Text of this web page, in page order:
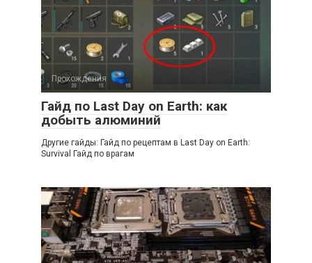
Прохождения
Гайд по Last Day on Earth: как
добыть алюминий
Другие гайды: Гайд по рецептам в Last Day on Earth:
Survival Гайд по врагам